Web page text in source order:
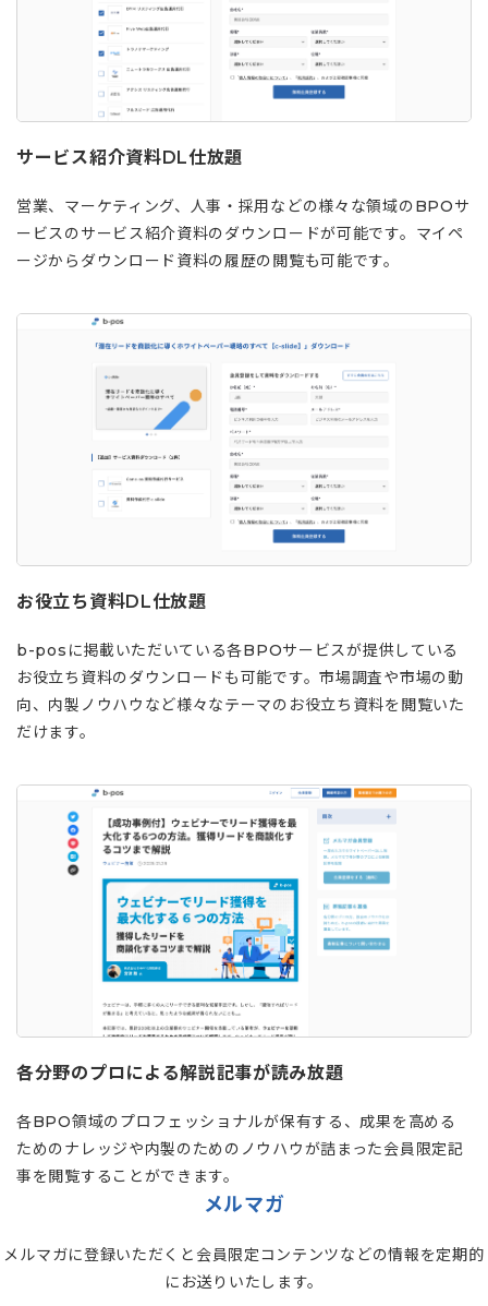
サービス紹介資料DL仕放題
営業、マーケティング、人事・採用などの様々な領域のBPOサ
ービスのサービス紹介資料のダウンロードが可能です。マイペ
ージからダウンロード資料の履歴の閲覧も可能です。
お役立ち資料DL仕放題
b-posに掲載いただいている各BPOサービスが提供している
お役立ち資料のダウンロードも可能です。市場調査や市場の動
向、内製ノウハウなど様々なテーマのお役立ち資料を閲覧いた
だけます。
各分野のプロによる解説記事が読み放題
各BPO領域のプロフェッショナルが保有する、成果を高める
ためのナレッジや内製のためのノウハウが詰まった会員限定記
事を閲覧することができます。
メルマガ
メルマガに登録いただくと会員限定コンテンツなどの情報を定期的
にお送りいたします。